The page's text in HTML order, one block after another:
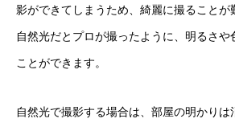
影ができてしまうため、綺麗に撮ることが
自然光だとプロが撮ったように、明るさや
ことができます。
自然光で撮影する場合は、部屋の明かりは